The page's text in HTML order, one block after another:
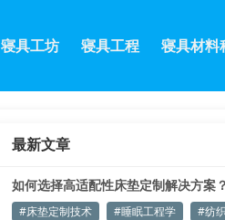
寝具工坊 寝具工程 寝具材料
最新文章
如何选择高适配性床垫定制解决方案？
#床垫定制技术 #睡眠工程学 #纺